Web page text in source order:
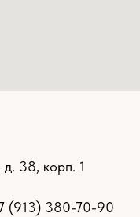
38, корп. 1
(913) 380-70-90